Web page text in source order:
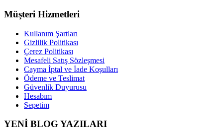
Müşteri Hizmetleri
Kullanım Şartları
Gizlilik Politikası
Çerez Politikası
Mesafeli Satış Sözleşmesi
Cayma İptal ve İade Koşulları
Ödeme ve Teslimat
Güvenlik Duyurusu
Hesabım
Sepetim
YENİ BLOG YAZILARI